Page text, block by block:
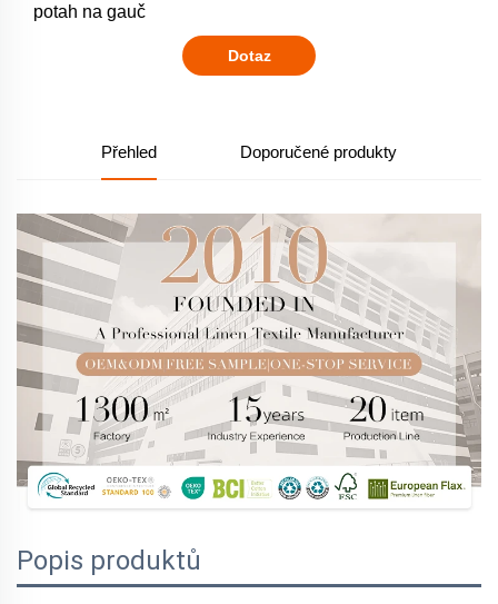
potah na gauč
Dotaz
Přehled Doporučené produkty
Popis produktů